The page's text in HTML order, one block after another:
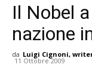
Il Nobel
nazione
da Luigi Cignoni,
11 Ottobre 2009